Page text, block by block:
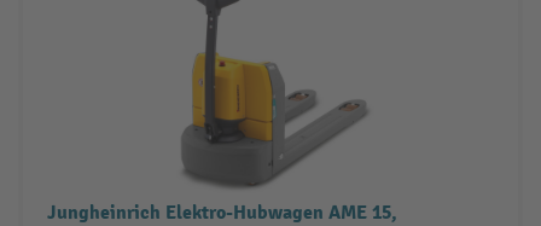
Jungheinrich Elektro-Hubwagen AME 15,